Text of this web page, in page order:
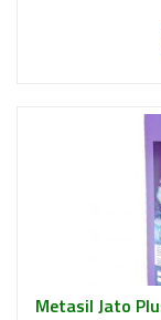
Metasil Jato